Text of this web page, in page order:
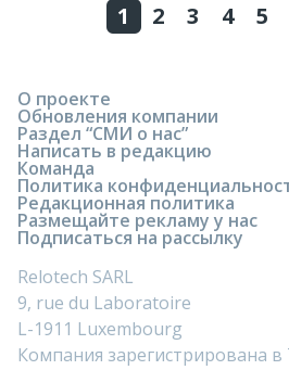
1 2 3 4 5
О проекте
Обновления компании
Раздел “СМИ о нас”
Написать в редакцию
Команда
Политика
Редакционная политика
Размещайте рекламу у нас
Подписаться на рассылку
Relotech SARL
9, rue du Laboratoire
L-1911 Luxembourg
Компания зарегистрирована